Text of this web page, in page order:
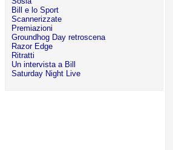
Bill e lo Sport
Scannerizzate
Premiazioni
Groundhog Day retroscena
Razor Edge
Ritratti
Un intervista a Bill
Saturday Night Live